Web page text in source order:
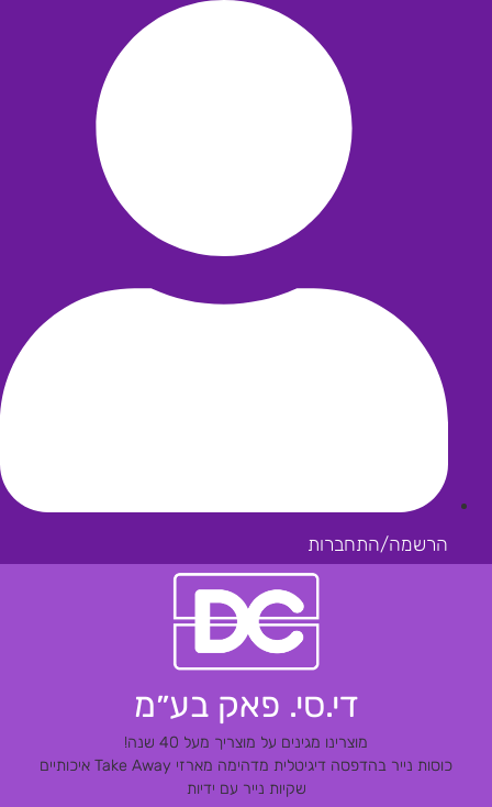
הרשמה/התחברות
די.סי. פאק בע״מ
מוצרינו מגינים על מוצריך מעל 40 שנה!
כוסות נייר בהדפסה דיגיטלית מדהימהמארזי Take Away איכותיים
שקיות נייר עם ידיות